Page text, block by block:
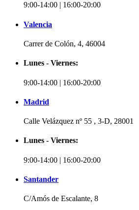
9:00-14:00 | 16:00-20:00
Valencia
Carrer de Colón, 4, 46004
Lunes - Viernes:
9:00-14:00 | 16:00-20:00
Madrid
Calle Velázquez nº 55 , 3-D, 28001
Lunes - Viernes:
9:00-14:00 | 16:00-20:00
Santander
C/Amós de Escalante, 8